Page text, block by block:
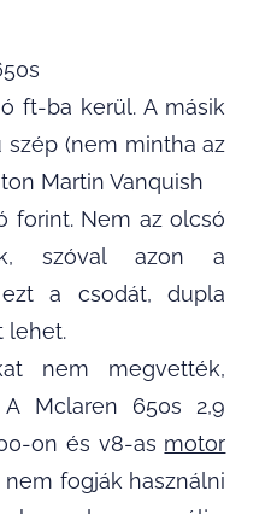
ft-ba kerül. A másik
(nem mintha az
Martin Vanquish
forint. Nem az olcsó
szóval azon a
a csodát, dupla
lehet.
nem megvették,
Mclaren 650s 2,9
on és v8-as motor
fogják használni